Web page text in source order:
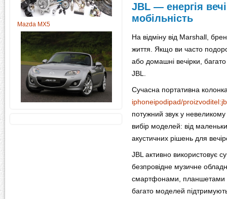
Mazda MX5
JBL — енергія
мобільність
На відміну від Marshall,
життя. Якщо ви часто
або домашні вечірки,
JBL.
Сучасна портативна
iphoneipodipad/
потужний звук у
вибір моделей: від
акустичних рішень для
JBL активно використовує
безпровідне музичне
смартфонами, планшетами
багато моделей